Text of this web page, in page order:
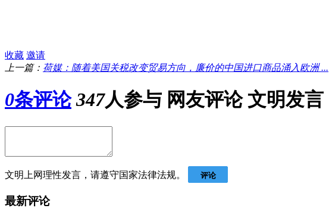
收藏 邀请
上一篇： 荷媒：随着美国关税改变贸易方向，廉价的中国进口商品涌入欧洲 ...
0条评论 347人参与 网友评论 文明发言
文明上网理性发言，请遵守国家法律法规。 评论
最新评论